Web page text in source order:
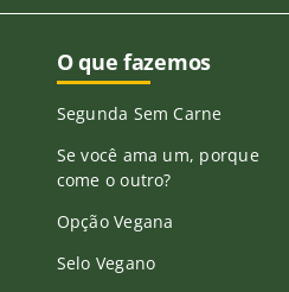
O que fazemos
Segunda Sem Carne
Se você ama um, porque
come o outro?
Opção Vegana
Selo Vegano